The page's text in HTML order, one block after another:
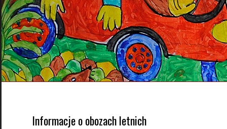
Informacje o obozach letnich